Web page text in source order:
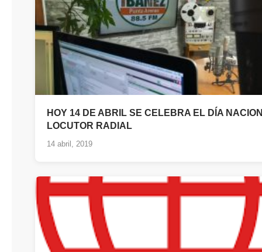
HOY 14 DE ABRIL SE CELEBRA EL DÍA
LOCUTOR RADIAL
14 abril, 2019